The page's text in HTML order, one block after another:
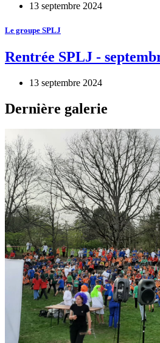
13 septembre 2024
Le groupe SPLJ
Rentrée SPLJ -
13 septembre 2024
Dernière galerie